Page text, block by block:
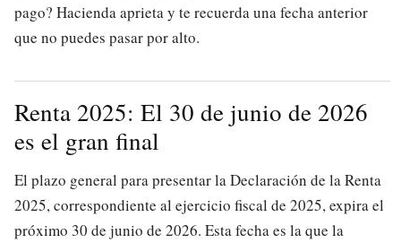
pago? Hacienda aprieta y te recuerda una fecha anterior
que no puedes pasar por alto.
Renta 2025: El 30 de junio de 2026
es el gran final
El plazo general para presentar la Declaración de la Renta
2025, correspondiente al ejercicio fiscal de 2025, expira el
próximo 30 de junio de 2026. Esta fecha es la que la